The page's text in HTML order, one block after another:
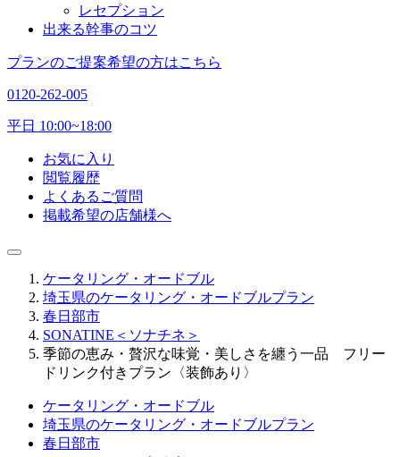
レセプション
出来る幹事のコツ
プランのご提案希望の方はこちら
0120-262-005
平日 10:00~18:00
お気に入り
閲覧履歴
よくあるご質問
掲載希望の店舗様へ
ケータリング・オードブル
埼玉県のケータリング・オードブルプラン
春日部市
SONATINE＜ソナチネ＞
季節の恵み・贅沢な味覚・美しさを纏う一品 フリー
ドリンク付きプラン〈装飾あり〉
ケータリング・オードブル
埼玉県のケータリング・オードブルプラン
春日部市